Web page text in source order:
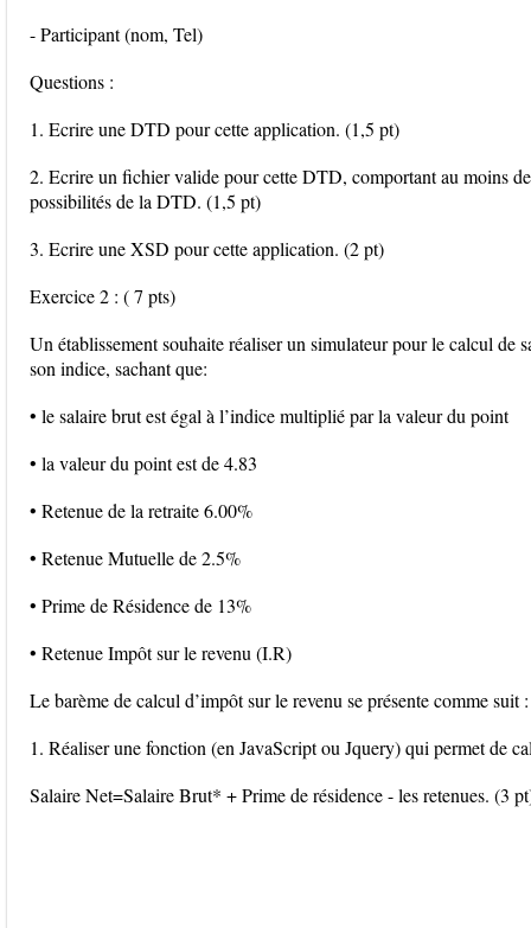
- Participant (nom, Tel)
Questions :
1. Ecrire une DTD pour cette application. (1,5 pt)
2. Ecrire un fichier valide pour cette DTD, comportant au moins
possibilités de la DTD. (1,5 pt)
3. Ecrire une XSD pour cette application. (2 pt)
Exercice 2 : ( 7 pts)
Un établissement souhaite réaliser un simulateur pour le calcul de
son indice, sachant que:
• le salaire brut est égal à l’indice multiplié par la valeur du point
• la valeur du point est de 4.83
• Retenue de la retraite 6.00%
• Retenue Mutuelle de 2.5%
• Prime de Résidence de 13%
• Retenue Impôt sur le revenu (I.R)
Le barème de calcul d’impôt sur le revenu se présente comme suit :
1. Réaliser une fonction (en JavaScript ou Jquery) qui permet de
Salaire Net=Salaire Brut* + Prime de résidence - les retenues. (3